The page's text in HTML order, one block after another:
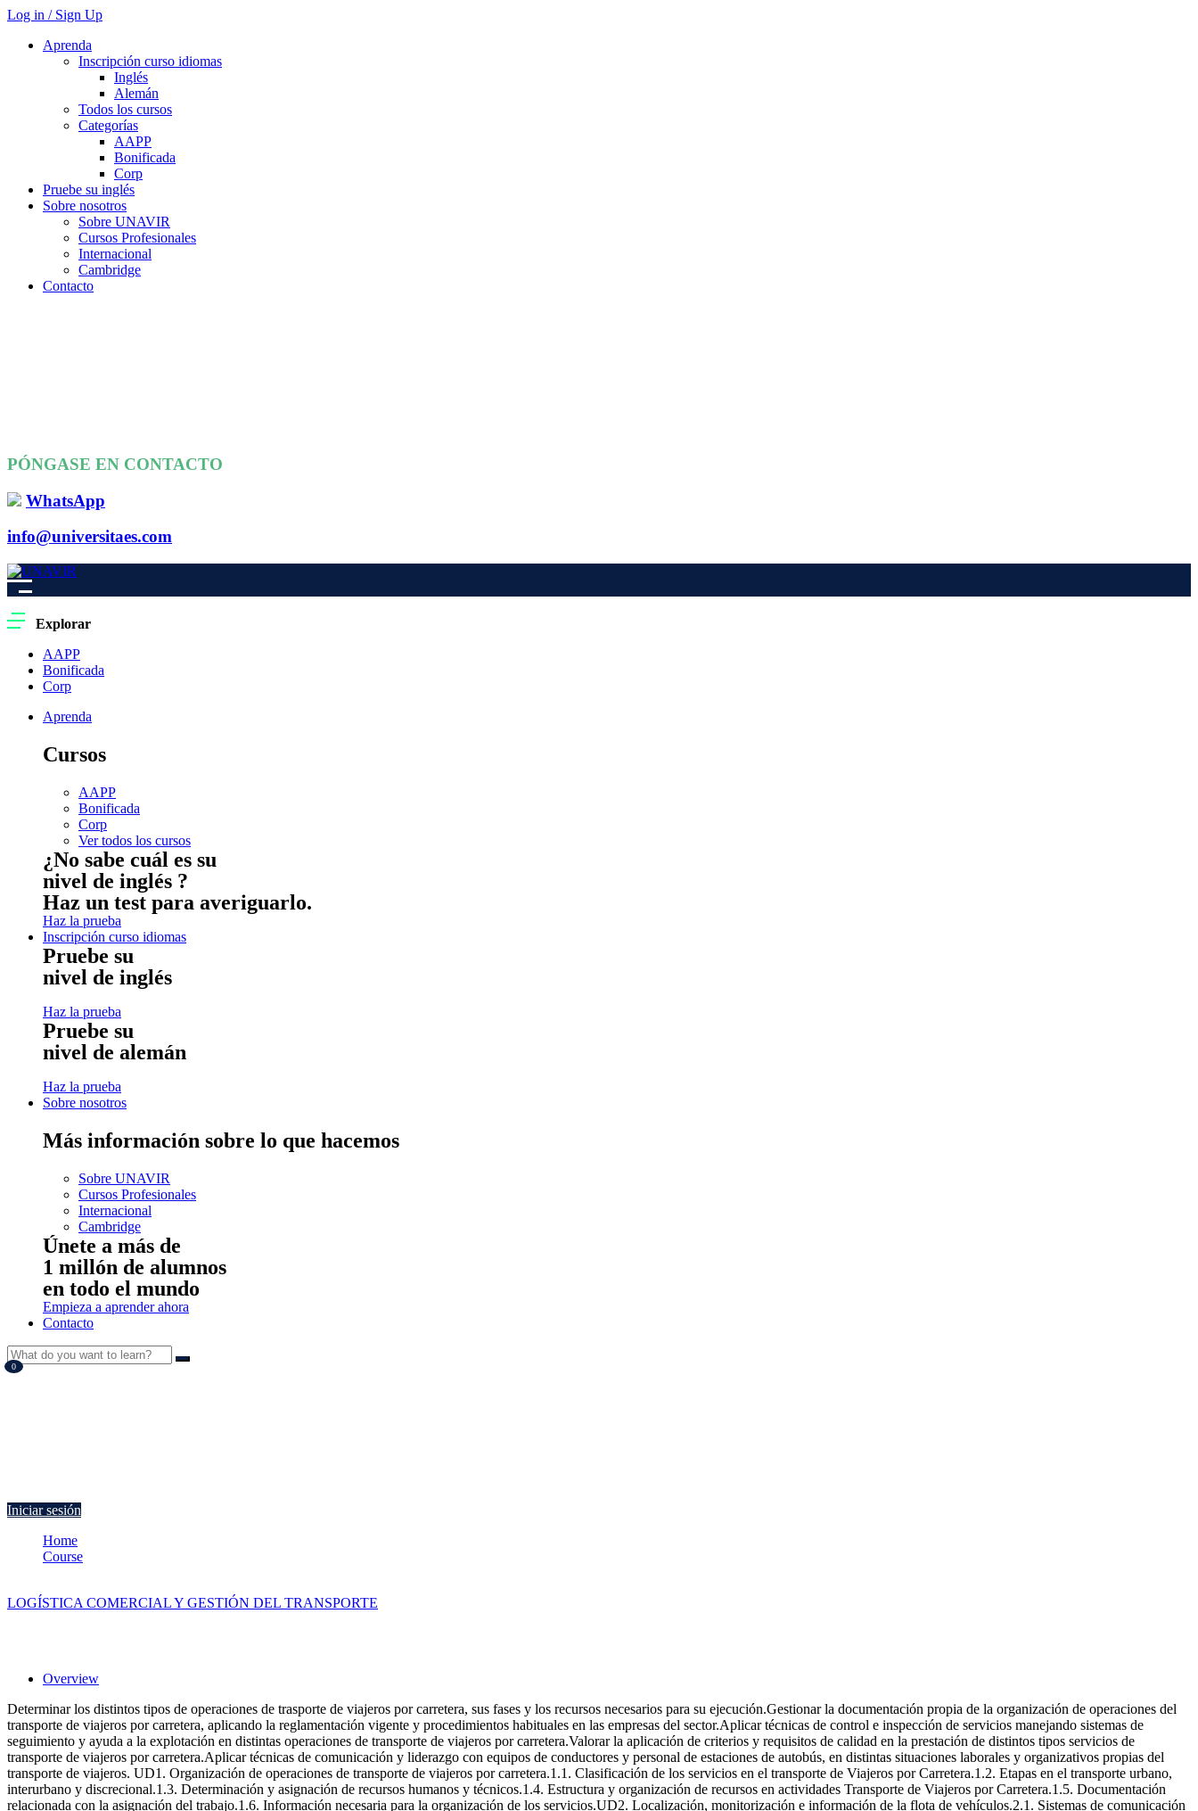
Log in / Sign Up
Aprenda
Inscripción curso idiomas
Inglés
Alemán
Todos los cursos
Categorías
AAPP
Bonificada
Corp
Pruebe su inglés
Sobre nosotros
Sobre UNAVIR
Cursos Profesionales
Internacional
Cambridge
Contacto
PÓNGASE EN CONTACTO
WhatsApp
info@universitaes.com
Explorar
AAPP
Bonificada
Corp
Aprenda
Cursos
AAPP
Bonificada
Corp
Ver todos los cursos
¿No sabe cuál es su
nivel de inglés ?
Haz un test para averiguarlo.
Haz la prueba
Inscripción curso idiomas
Pruebe su
nivel de inglés
Haz la prueba
Pruebe su
nivel de alemán
Haz la prueba
Sobre nosotros
Más información sobre lo que hacemos
Sobre UNAVIR
Cursos Profesionales
Internacional
Cambridge
Únete a más de
1 millón de alumnos
en todo el mundo
Empieza a aprender ahora
Contacto
0
Iniciar sesión
Home
Course
LOGÍSTICA COMERCIAL Y GESTIÓN DEL TRANSPORTE
Overview
Determinar los distintos tipos de operaciones de trasporte de viajeros por carretera, sus fases y los recursos necesarios para su ejecución.Gestionar la documentación propia de la organización de operaciones del
transporte de viajeros por carretera, aplicando la reglamentación vigente y procedimientos habituales en las empresas del sector.Aplicar técnicas de control e inspección de servicios manejando sistemas de
seguimiento y ayuda a la explotación en distintas operaciones de transporte de viajeros por carretera.Valorar la aplicación de criterios y requisitos de calidad en la prestación de distintos tipos servicios de
transporte de viajeros por carretera.Aplicar técnicas de comunicación y liderazgo con equipos de conductores y personal de estaciones de autobús, en distintas situaciones laborales y organizativos propias del
transporte de viajeros. UD1. Organización de operaciones de transporte de viajeros por carretera.1.1. Clasificación de los servicios en el transporte de Viajeros por Carretera.1.2. Etapas en el transporte urbano,
interurbano y discrecional.1.3. Determinación y asignación de recursos humanos y técnicos.1.4. Estructura y organización de recursos en actividades Transporte de Viajeros por Carretera.1.5. Documentación
relacionada con la asignación del trabajo.1.6. Información necesaria para la organización de los servicios.UD2. Localización, monitorización e información de la flota de vehículos.2.1. Sistemas de comunicación